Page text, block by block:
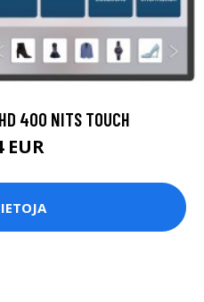
400 NITS TOUCH
EUR